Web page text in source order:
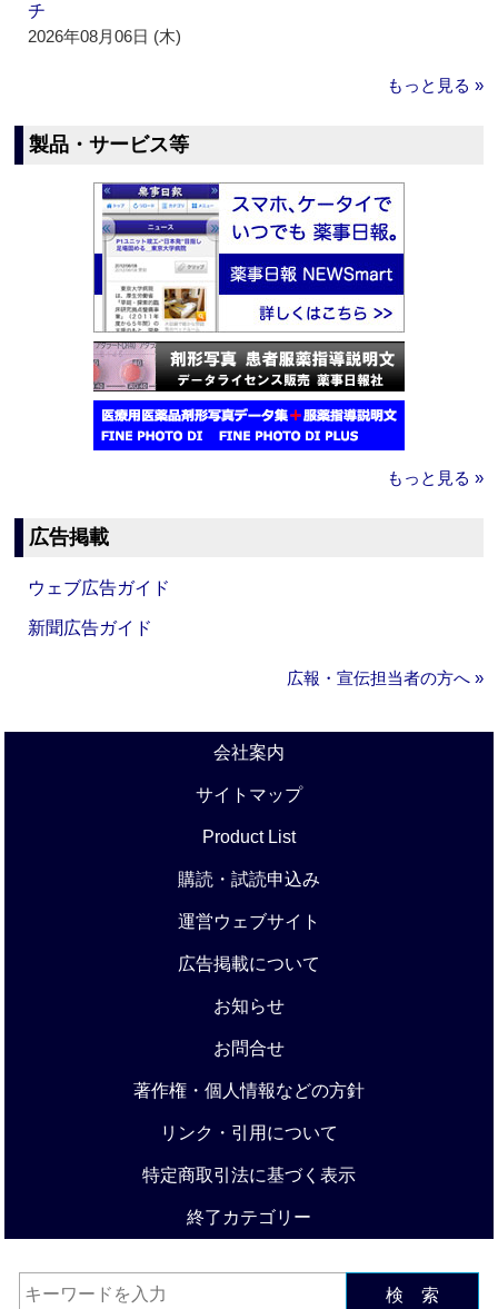
チ
2026年08月06日 (木)
もっと見る »
製品・サービス等
もっと見る »
広告掲載
ウェブ広告ガイド
新聞広告ガイド
広報・宣伝担当者の方へ »
会社案内
サイトマップ
Product List
購読・試読申込み
運営ウェブサイト
広告掲載について
お知らせ
お問合せ
著作権・個人情報などの方針
リンク・引用について
特定商取引法に基づく表示
終了カテゴリー
検 索